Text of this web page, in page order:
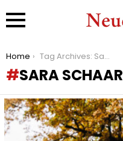
You are here:
Home Tag Archives: Sara Schaar
SARA SCHAAR
LATEST
STORIES